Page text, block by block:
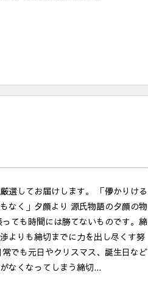
選してお届けします。 「儚かりける
なく」夕顔より 源氏物語の夕顔の物
ても時間には勝てないものです。締
よりも締切までに力を出し尽くす努
でも元日やクリスマス、誕生日など
なくなってしまう締切...